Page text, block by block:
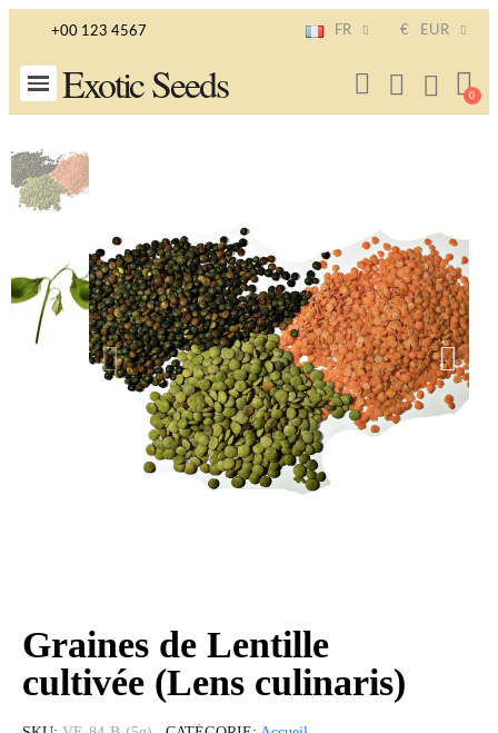
+00 123 4567 FR € EUR
Exotic Seeds
Graines de Lentille
cultivée (Lens culinaris)